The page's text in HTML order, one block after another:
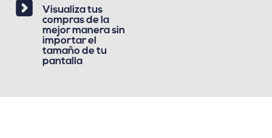
Visualiza tus
compras de la
mejor manera sin
importar el
tamaño de tu
pantalla